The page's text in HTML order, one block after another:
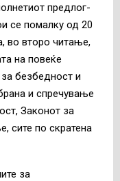
предлог-
се помалку од 20
во второ читање,
на повеќе
безбедност и
и спречување
Законот за
сите по скратена
за